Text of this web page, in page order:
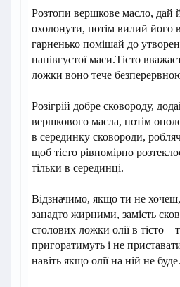
Розтопи вершкове масло, дай
охолонути, потім вилий його
гарненько помішай до
напівгустої маси.Тісто
ложки воно тече
Розігрій добре сковороду,
вершкового масла, потім
в серединку сковороди,
щоб тісто рівномірно
тільки в серединці.
Відзначимо, якщо ти не
занадто жирними, замість
столових ложки олії в тісто –
пригоратимуть і не
навіть якщо олії на ній не буде.